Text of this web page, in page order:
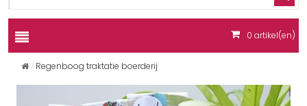
0 artikel(en)
Regenboog traktatie boerderij